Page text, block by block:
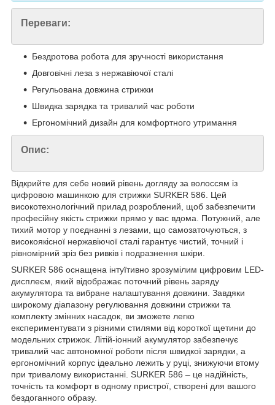
Переваги:
Бездротова робота для зручності використання
Довговічні леза з нержавіючої сталі
Регульована довжина стрижки
Швидка зарядка та тривалий час роботи
Ергономічний дизайн для комфортного утримання
Опис:
Відкрийте для себе новий рівень догляду за волоссям із
цифровою машинкою для стрижки SURKER 586. Цей
високотехнологічний прилад розроблений, щоб забезпечити
професійну якість стрижки прямо у вас вдома. Потужний, але
тихий мотор у поєднанні з лезами, що самозаточуються, з
високоякісної нержавіючої сталі гарантує чистий, точний і
рівномірний зріз без ривків і подразнення шкіри.
SURKER 586 оснащена інтуїтивно зрозумілим цифровим LED-
дисплеєм, який відображає поточний рівень заряду
акумулятора та вибране налаштування довжини. Завдяки
широкому діапазону регулювання довжини стрижки та
комплекту змінних насадок, ви зможете легко
експериментувати з різними стилями від короткої щетини до
модельних стрижок. Літій-іонний акумулятор забезпечує
тривалий час автономної роботи після швидкої зарядки, а
ергономічний корпус ідеально лежить у руці, знижуючи втому
при тривалому використанні. SURKER 586 – це надійність,
точність та комфорт в одному пристрої, створені для вашого
бездоганного образу.